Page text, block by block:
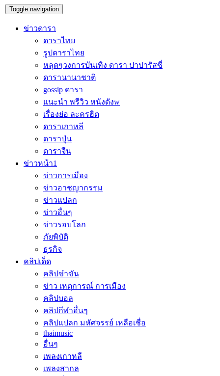
Toggle navigation
ข่าวดารา
ดาราไทย
รูปดาราไทย
หลุดๆวงการบันเทิง ดารา ปาปารัสซี่
ดารานานาชาติ
gossip ดารา
แนะนำ พรีวิว หนังดังw
เรื่องย่อ ละครฮิต
ดาราเกาหลี
ดาราปุ่น
ดาราจีน
ข่าวหน้า1
ข่าวการเมือง
ข่าวอาชญากรรม
ข่าวแปลก
ข่าวอื่นๆ
ข่าวรอบโลก
ภัยพิบัติ
ธุรกิจ
คลิปเด็ด
คลิปขำขัน
ข่าว เหตุการณ์ การเมือง
คลิปบอล
คลิปกีฬาอื่นๆ
คลิปแปลก มหัศจรรย์ เหลือเชื่อ
thaimusic
อื่นๆ
เพลงเกาหลี
เพลงสากล